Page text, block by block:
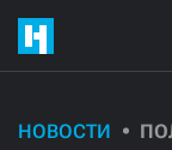
НОВОСТИ